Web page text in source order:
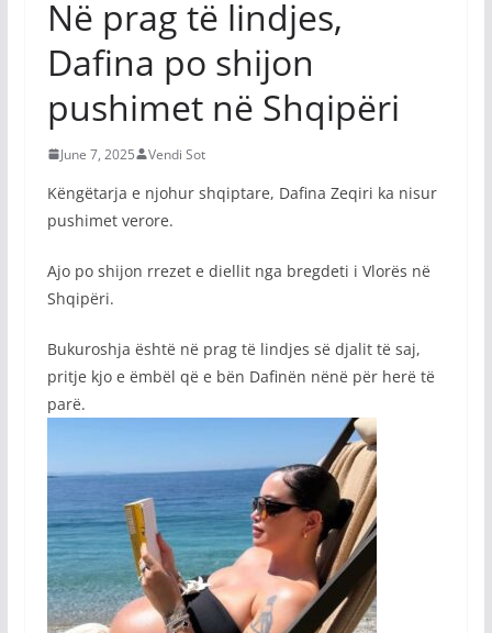
Në prag të lindjes,
Dafina po shijon
pushimet në Shqipëri
June 7, 2025 Vendi Sot
Këngëtarja e njohur shqiptare, Dafina Zeqiri ka nisur
pushimet verore.
Ajo po shijon rrezet e diellit nga bregdeti i Vlorës në
Shqipëri.
Bukuroshja është në prag të lindjes së djalit të saj,
pritje kjo e ëmbël që e bën Dafinën nënë për herë të
parë.